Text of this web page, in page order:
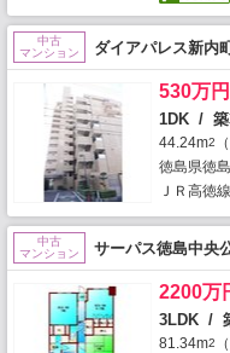
中古
マンション
ダイアパレス新内
530万円
1DK / 築
44.24m2
徳島県徳
ＪＲ高徳
中古
マンション
サーパス徳島中央
2200万
3LDK /
81.34m2